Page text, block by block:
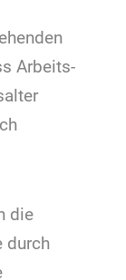
Arbeits-
die
durch